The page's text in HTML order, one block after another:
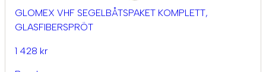
GLOMEX VHF SEGELBÅTSPAKET KOMPLETT,
GLASFIBERSPRÖT
1 428 kr